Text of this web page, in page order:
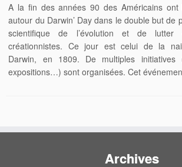
A la fin des années 90 des Américains ont
autour du Darwin’ Day dans le double but de
scientifique de l’évolution et de lutter
créationnistes. Ce jour est celui de la
Darwin, en 1809. De multiples initiatives
expositions…) sont organisées. Cet
Archives